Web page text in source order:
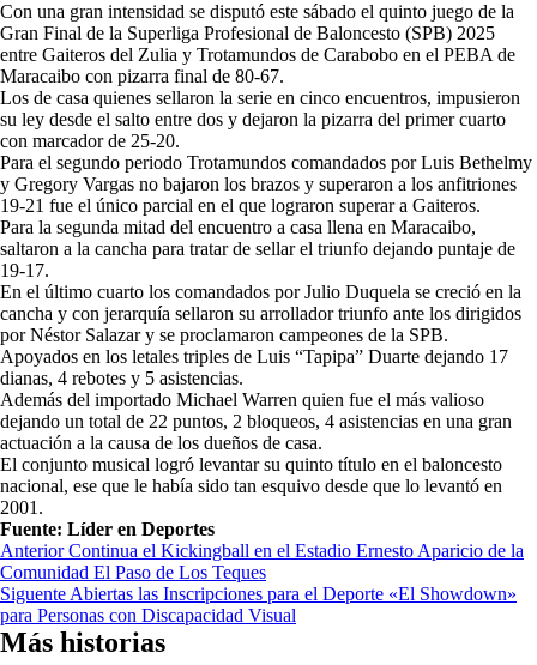
Con una gran intensidad se disputó este sábado el quinto juego de la
Gran Final de la Superliga Profesional de Baloncesto (SPB) 2025
entre Gaiteros del Zulia y Trotamundos de Carabobo en el PEBA de
Maracaibo con pizarra final de 80-67.
Los de casa quienes sellaron la serie en cinco encuentros, impusieron
su ley desde el salto entre dos y dejaron la pizarra del primer cuarto
con marcador de 25-20.
Para el segundo periodo Trotamundos comandados por Luis Bethelmy
y Gregory Vargas no bajaron los brazos y superaron a los anfitriones
19-21 fue el único parcial en el que lograron superar a Gaiteros.
Para la segunda mitad del encuentro a casa llena en Maracaibo,
saltaron a la cancha para tratar de sellar el triunfo dejando puntaje de
19-17.
En el último cuarto los comandados por Julio Duquela se creció en la
cancha y con jerarquía sellaron su arrollador triunfo ante los dirigidos
por Néstor Salazar y se proclamaron campeones de la SPB.
Apoyados en los letales triples de Luis “Tapipa” Duarte dejando 17
dianas, 4 rebotes y 5 asistencias.
Además del importado Michael Warren quien fue el más valioso
dejando un total de 22 puntos, 2 bloqueos, 4 asistencias en una gran
actuación a la causa de los dueños de casa.
El conjunto musical logró levantar su quinto título en el baloncesto
nacional, ese que le había sido tan esquivo desde que lo levantó en
2001.
Fuente: Líder en Deportes
Navegación
de
entradas
AnteriorContinua el Kickingball en el Estadio Ernesto Aparicio de la
Comunidad El Paso de Los Teques
Siguente Abiertas las Inscripciones para el Deporte «El Showdown»
para Personas con Discapacidad Visual
Más historias